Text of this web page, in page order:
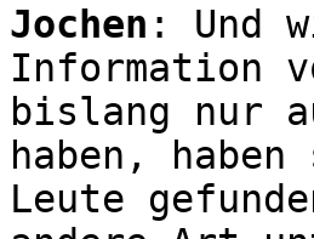
Jochen : Und
Information
bislang nur
haben,
Leute